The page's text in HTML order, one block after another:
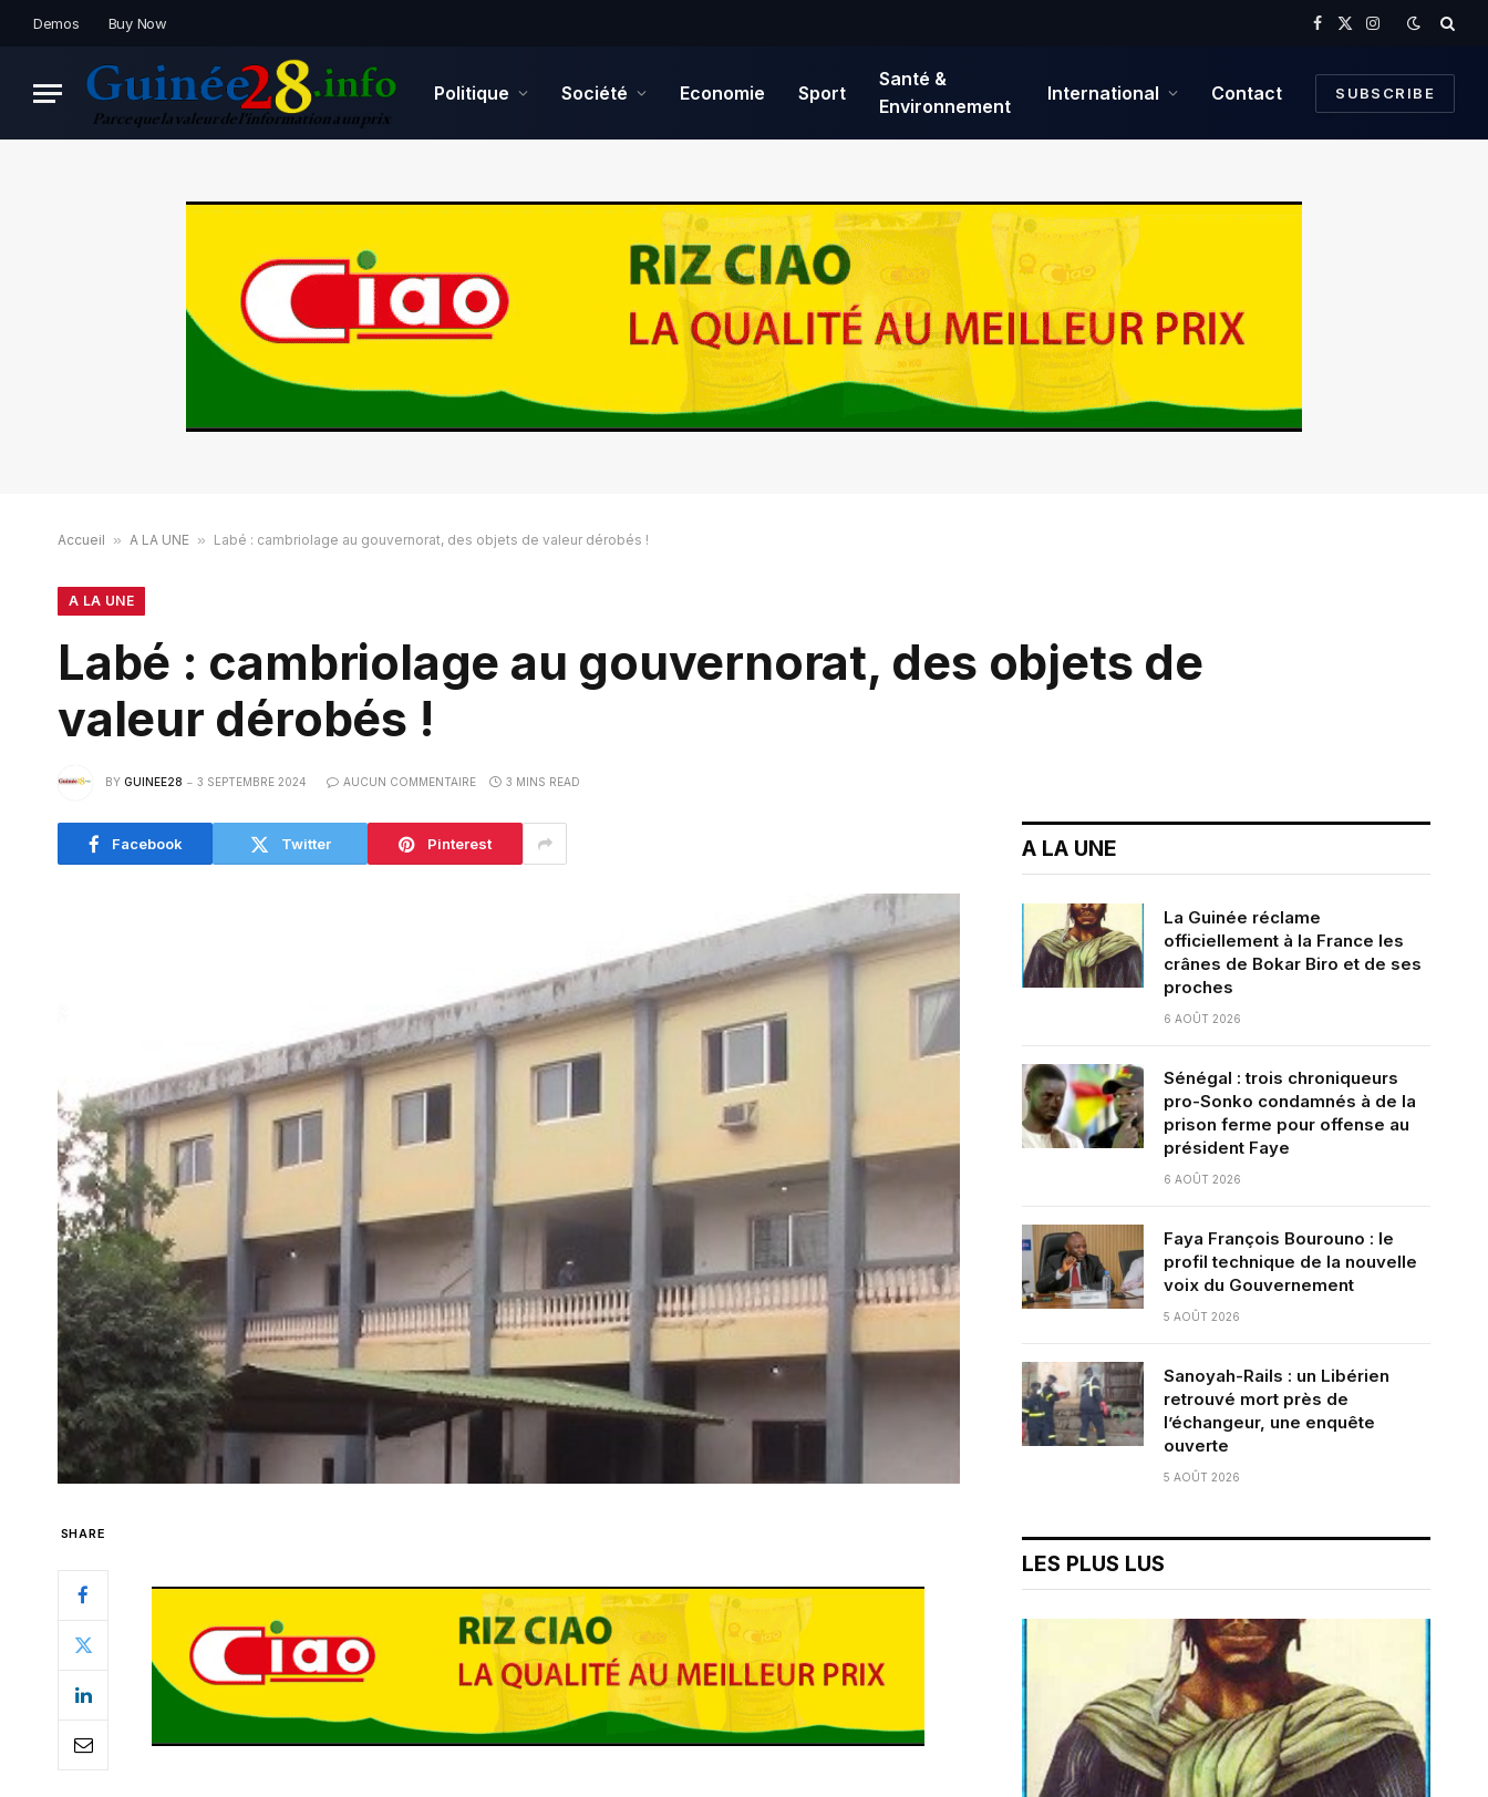
Demos Buy Now
Facebook
X
Instagram
Politique Société Economie Sport
Santé &
Environnement
International Contact SUBSCRIBE
Accueil » A LA UNE » Labé : cambriolage au gouvernorat, des objets de valeur dérobés !
A LA UNE
Labé : cambriolage au gouvernorat, des objets de
valeur dérobés !
BY GUINEE28 3 SEPTEMBRE 2024 AUCUN COMMENTAIRE 3 MINS READ
Facebook Twitter Pinterest
SHARE
A LA UNE
La Guinée réclame
officiellement à la France les
crânes de Bokar Biro et de ses
proches
6 AOÛT 2026
Sénégal : trois chroniqueurs
pro-Sonko condamnés à de la
prison ferme pour offense au
président Faye
6 AOÛT 2026
Faya François Bourouno : le
profil technique de la nouvelle
voix du Gouvernement
5 AOÛT 2026
Sanoyah-Rails : un Libérien
retrouvé mort près de
l’échangeur, une enquête
ouverte
5 AOÛT 2026
LES PLUS LUS